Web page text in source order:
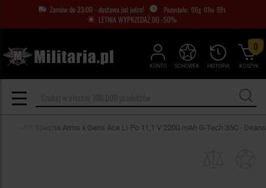
Zamów do 23:00 - dostawa już jutro! 06g 07m 58s
LETNIA WYPRZEDAŻ DO -50%
KONTO HISTORIA
SCHOWEK KOSZYK
0
ASG Specna Arms x Gens Ace Li-Po 11,1 V 2200 mAh G-Tech 35C - Deans